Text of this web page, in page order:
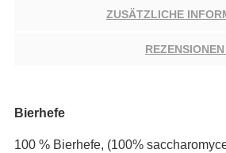
ZUSÄTZLICHE
Bierhefe
100 % Bierhefe, (100%